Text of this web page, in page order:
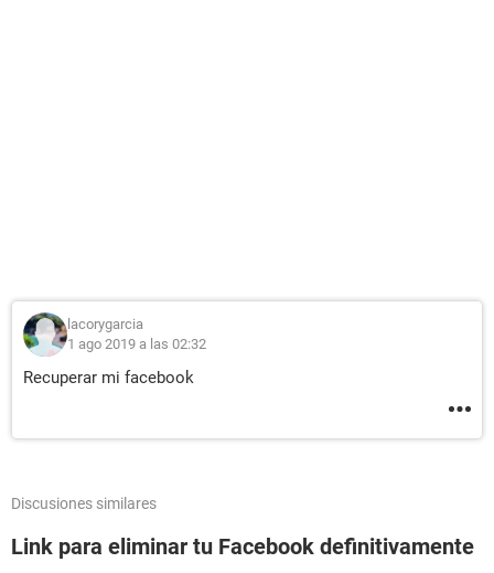
lacorygarcia
1 ago 2019 a las 02:32
Recuperar mi facebook
Discusiones similares
Link para eliminar tu Facebook definitivamente